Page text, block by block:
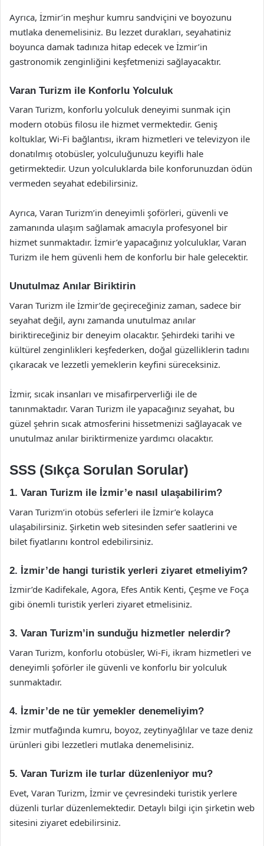
Ayrıca, İzmir’in meşhur kumru sandviçini ve boyozunu
mutlaka denemelisiniz. Bu lezzet durakları, seyahatiniz
boyunca damak tadınıza hitap edecek ve İzmir’in
gastronomik zenginliğini keşfetmenizi sağlayacaktır.
Varan Turizm ile Konforlu Yolculuk
Varan Turizm, konforlu yolculuk deneyimi sunmak için
modern otobüs filosu ile hizmet vermektedir. Geniş
koltuklar, Wi-Fi bağlantısı, ikram hizmetleri ve televizyon ile
donatılmış otobüsler, yolculuğunuzu keyifli hale
getirmektedir. Uzun yolculuklarda bile konforunuzdan ödün
vermeden seyahat edebilirsiniz.
Ayrıca, Varan Turizm’in deneyimli şoförleri, güvenli ve
zamanında ulaşım sağlamak amacıyla profesyonel bir
hizmet sunmaktadır. İzmir’e yapacağınız yolculuklar, Varan
Turizm ile hem güvenli hem de konforlu bir hale gelecektir.
Unutulmaz Anılar Biriktirin
Varan Turizm ile İzmir’de geçireceğiniz zaman, sadece bir
seyahat değil, aynı zamanda unutulmaz anılar
biriktireceğiniz bir deneyim olacaktır. Şehirdeki tarihi ve
kültürel zenginlikleri keşfederken, doğal güzelliklerin tadını
çıkaracak ve lezzetli yemeklerin keyfini süreceksiniz.
İzmir, sıcak insanları ve misafirperverliği ile de
tanınmaktadır. Varan Turizm ile yapacağınız seyahat, bu
güzel şehrin sıcak atmosferini hissetmenizi sağlayacak ve
unutulmaz anılar biriktirmenize yardımcı olacaktır.
SSS (Sıkça Sorulan Sorular)
1. Varan Turizm ile İzmir’e nasıl ulaşabilirim?
Varan Turizm’in otobüs seferleri ile İzmir’e kolayca
ulaşabilirsiniz. Şirketin web sitesinden sefer saatlerini ve
bilet fiyatlarını kontrol edebilirsiniz.
2. İzmir’de hangi turistik yerleri ziyaret etmeliyim?
İzmir’de Kadifekale, Agora, Efes Antik Kenti, Çeşme ve Foça
gibi önemli turistik yerleri ziyaret etmelisiniz.
3. Varan Turizm’in sunduğu hizmetler nelerdir?
Varan Turizm, konforlu otobüsler, Wi-Fi, ikram hizmetleri ve
deneyimli şoförler ile güvenli ve konforlu bir yolculuk
sunmaktadır.
4. İzmir’de ne tür yemekler denemeliyim?
İzmir mutfağında kumru, boyoz, zeytinyağlılar ve taze deniz
ürünleri gibi lezzetleri mutlaka denemelisiniz.
5. Varan Turizm ile turlar düzenleniyor mu?
Evet, Varan Turizm, İzmir ve çevresindeki turistik yerlere
düzenli turlar düzenlemektedir. Detaylı bilgi için şirketin web
sitesini ziyaret edebilirsiniz.